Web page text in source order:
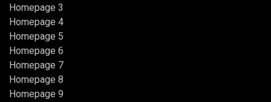
Homepage 3
Homepage 4
Homepage 5
Homepage 6
Homepage 7
Homepage 8
Homepage 9